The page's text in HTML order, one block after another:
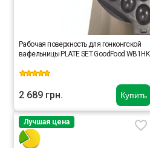
Купить
Рабочая поверхность для гонконгской
вафельницы PLATE SET GoodFood WB1HK
2 689 грн.
Лучшая цена